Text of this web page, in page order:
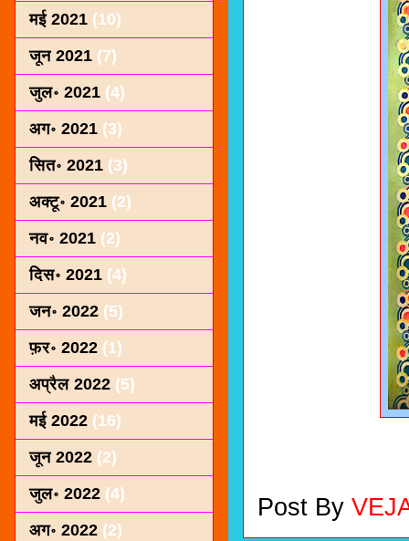
Post By
मई 2021 (10)
जून 2021 (7)
जुल॰ 2021 (4)
अग॰ 2021 (3)
सित॰ 2021 (3)
अक्टू॰ 2021 (2)
नव॰ 2021 (2)
दिस॰ 2021 (4)
जन॰ 2022 (5)
फ़र॰ 2022 (1)
अप्रैल 2022 (5)
मई 2022 (16)
जून 2022 (2)
जुल॰ 2022 (4)
अग॰ 2022 (2)